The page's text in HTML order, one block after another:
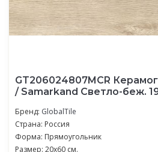
GT206024807MCR
/ Samarkand Светло-беж.
Бренд: GlobalTile
Страна: Россия
Форма: Прямоугольник
Размер: 20x60 см.